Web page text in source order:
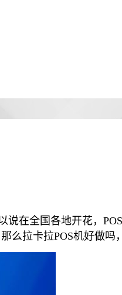
在全国各地开花，
拉卡拉POS机好做吗